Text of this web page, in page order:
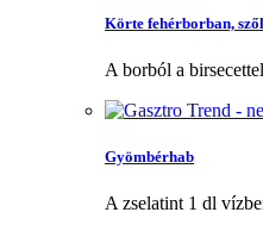
Körte fehérborban,
A borból a
Gyömbérhab
A zselatint 1 dl